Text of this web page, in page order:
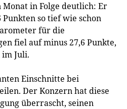
in Folge deutlich: Er
so tief wie schon
für die
fiel auf minus 27,6 Punkte,
Juli.
Einschnitte bei
Der Konzern hat diese
überrascht, seinen